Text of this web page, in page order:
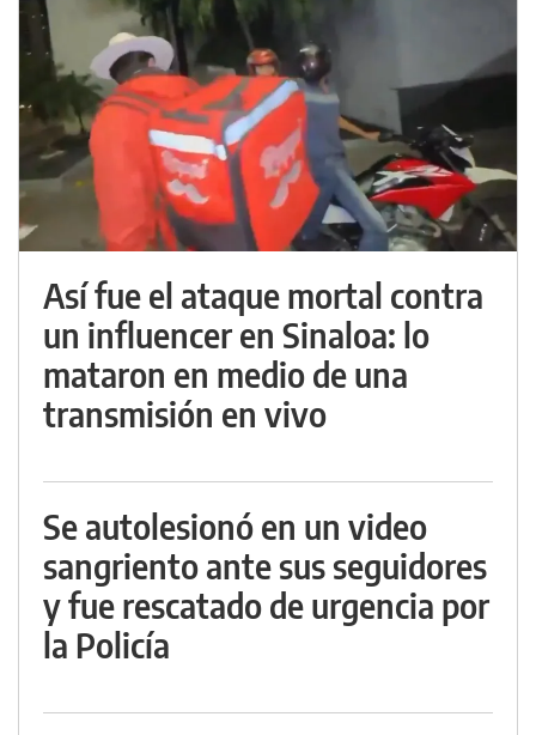
Así fue el ataque mortal contra
un influencer en Sinaloa: lo
mataron en medio de una
transmisión en vivo
Se autolesionó en un video
sangriento ante sus seguidores
y fue rescatado de urgencia por
la Policía